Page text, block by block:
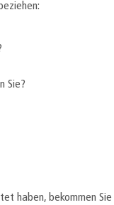
Sie?
haben, bekommen Sie